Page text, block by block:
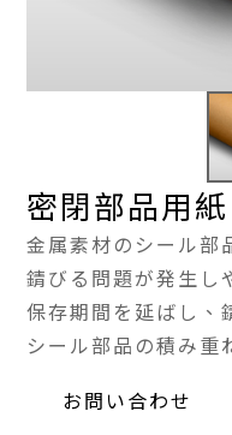
密閉部品用紙
金属素材のシール部
錆びる問題が発生し
保存期間を延ばし、
シール部品の積み重
お問い合わせ